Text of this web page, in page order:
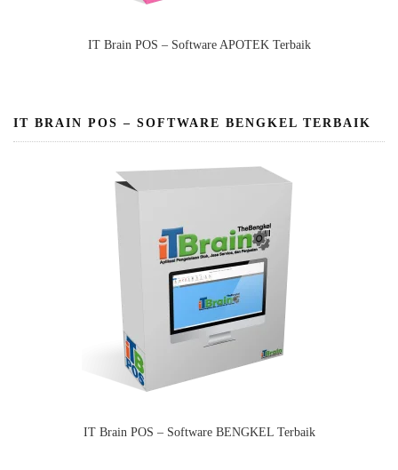
IT Brain POS – Software APOTEK Terbaik
IT BRAIN POS – SOFTWARE BENGKEL TERBAIK
IT Brain POS – Software BENGKEL Terbaik